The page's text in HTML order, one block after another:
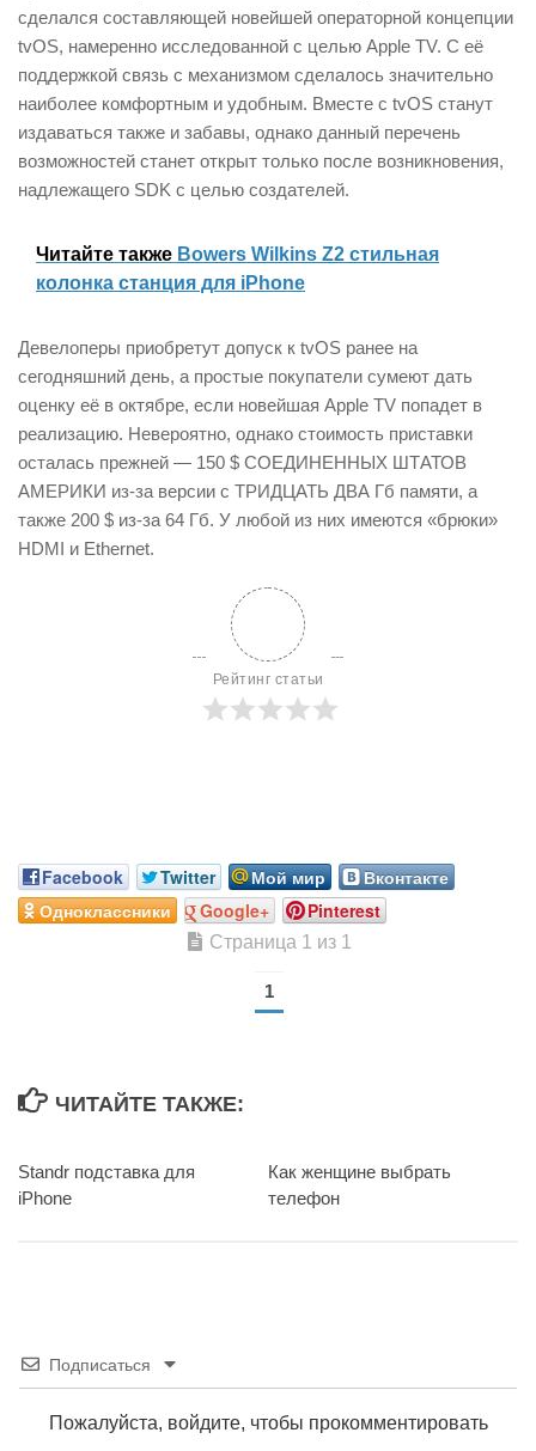
сделался составляющей новейшей операторной концепции
tvOS, намеренно исследованной с целью Apple TV. С её
поддержкой связь с механизмом сделалось значительно
наиболее комфортным и удобным. Вместе с tvOS станут
издаваться также и забавы, однако данный перечень
возможностей станет открыт только после возникновения,
надлежащего SDK с целью создателей.
Читайте также Bowers Wilkins Z2 стильная
колонка станция для iPhone
Девелоперы приобретут допуск к tvOS ранее на
сегодняшний день, а простые покупатели сумеют дать
оценку её в октябре, если новейшая Apple TV попадет в
реализацию. Невероятно, однако стоимость приставки
осталась прежней — 150 $ СОЕДИНЕННЫХ ШТАТОВ
АМЕРИКИ из-за версии с ТРИДЦАТЬ ДВА Гб памяти, а
также 200 $ из-за 64 Гб. У любой из них имеются «брюки»
HDMI и Ethernet.
Рейтинг статьи
Facebook Twitter Мой мир
Вконтакте
Одноклассники
Google+ Pinterest
Страница 1 из 1
1
ЧИТАЙТЕ ТАКЖЕ:
Standr подставка для
iPhone
Как женщине выбрать
телефон
Подписаться
Пожалуйста, войдите, чтобы прокомментировать